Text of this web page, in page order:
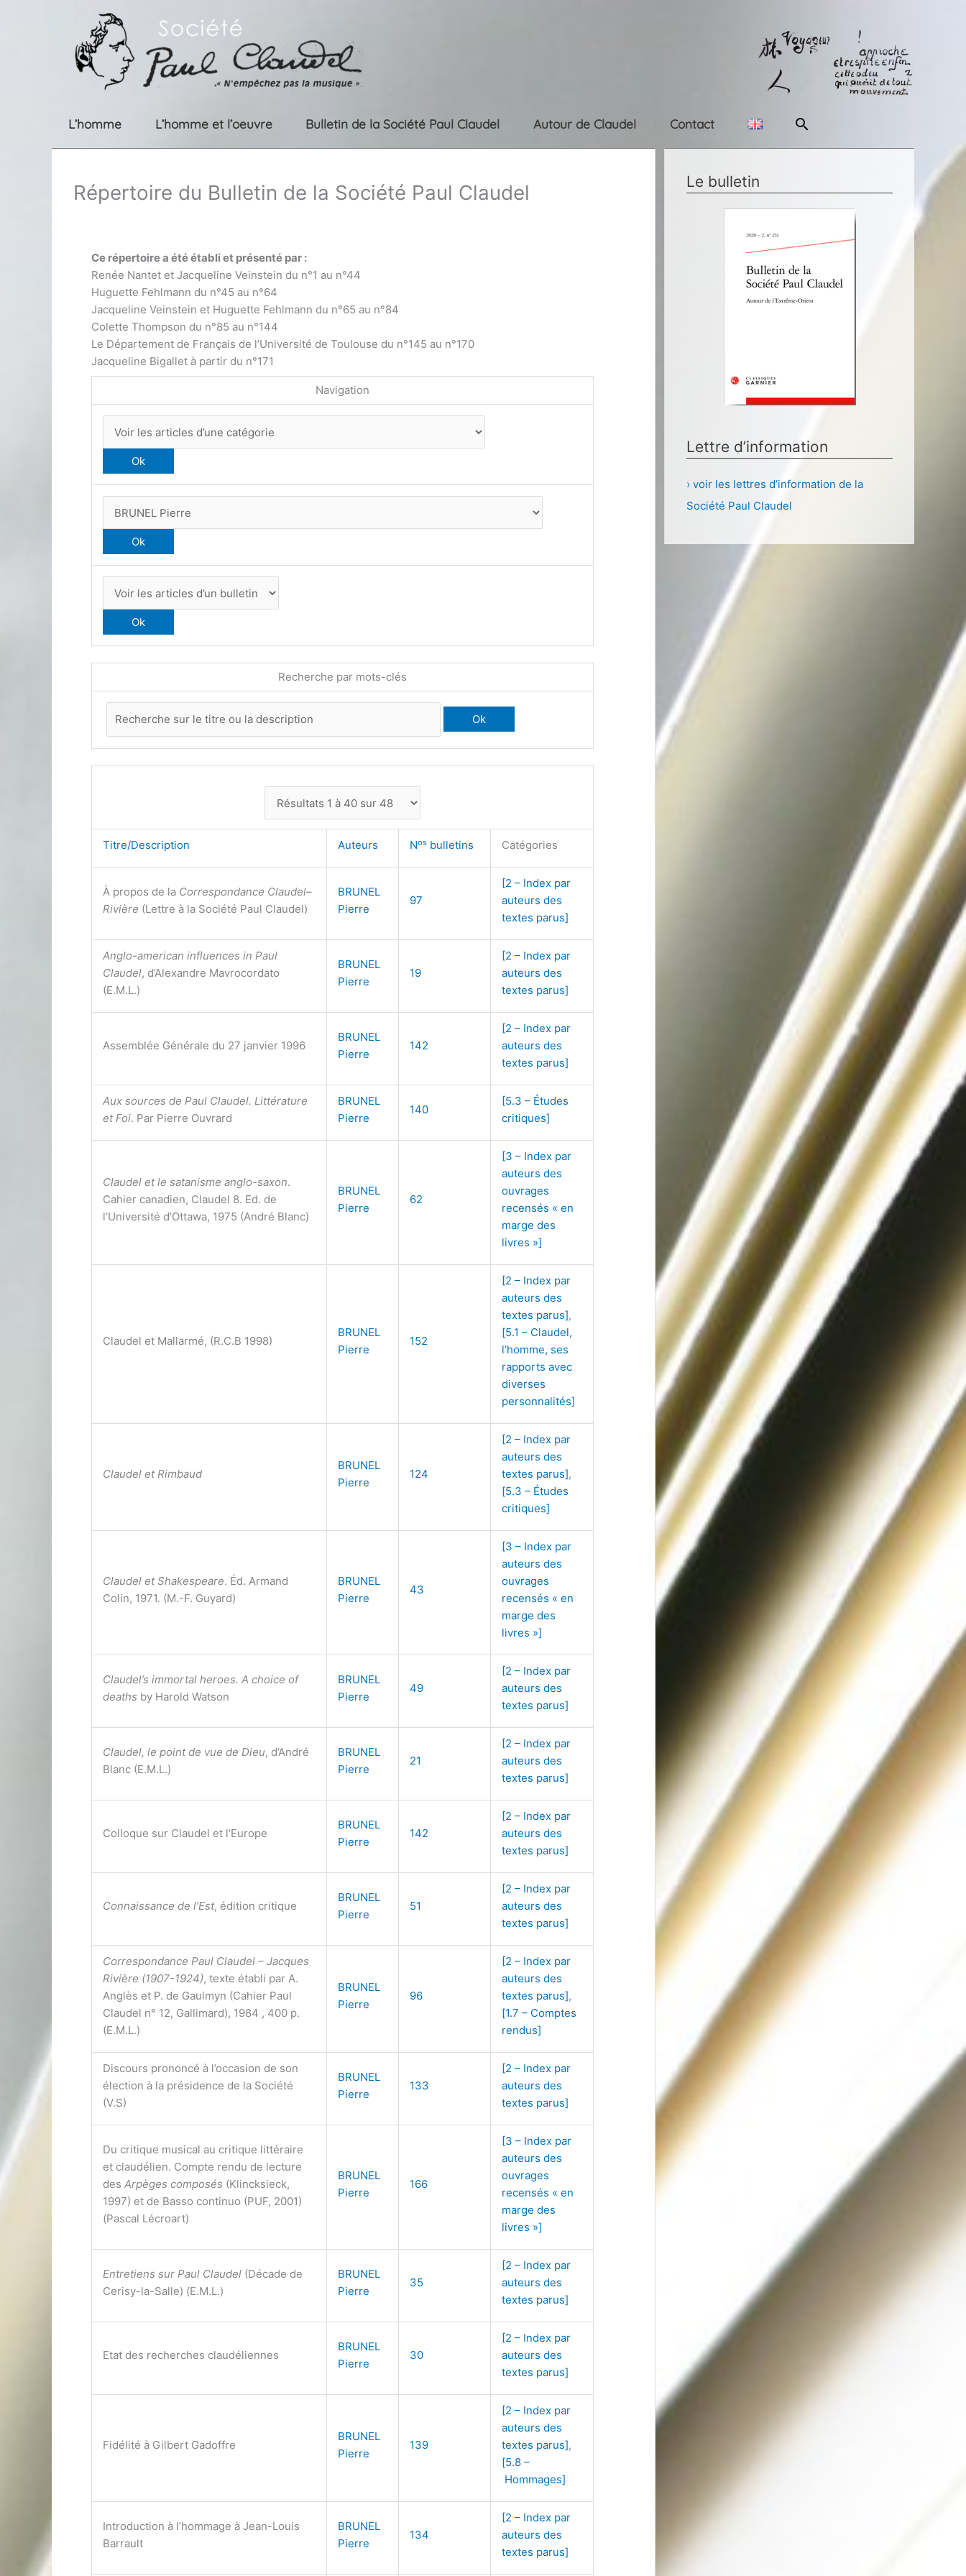
L’homme L’homme et l’oeuvre Bulletin de la Société Paul Claudel Autour de Claudel Contact Rechercher
Répertoire du Bulletin de la Société Paul Claudel
Ce répertoire a été établi et présenté par :
Renée Nantet et Jacqueline Veinstein du n°1 au n°44
Huguette Fehlmann du n°45 au n°64
Jacqueline Veinstein et Huguette Fehlmann du n°65 au n°84
Colette Thompson du n°85 au n°144
Le Département de Français de l’Université de Toulouse du n°145 au n°170
Jacqueline Bigallet à partir du n°171
Navigation
Recherche par mots-clés
Titre/Description Auteurs Nos bulletins Catégories
À propos de la Correspondance Claudel–
Rivière (Lettre à la Société Paul Claudel)
BRUNEL
Pierre
97
[2 – Index par
auteurs des
textes parus]
Anglo-american influences in Paul
Claudel, d’Alexandre Mavrocordato
(E.M.L.)
BRUNEL
Pierre
19
[2 – Index par
auteurs des
textes parus]
Assemblée Générale du 27 janvier 1996
BRUNEL
Pierre
142
[2 – Index par
auteurs des
textes parus]
Aux sources de Paul Claudel. Littérature
et Foi. Par Pierre Ouvrard
BRUNEL
Pierre
140
[5.3 – Études
critiques]
Claudel et le satanisme anglo-saxon.
Cahier canadien, Claudel 8. Ed. de
l’Université d’Ottawa, 1975 (André Blanc)
BRUNEL
Pierre
62
[3 – Index par
auteurs des
ouvrages
recensés « en
marge des
livres »]
Claudel et Mallarmé, (R.C.B 1998)
BRUNEL
Pierre
152
[2 – Index par
auteurs des
textes parus],
[5.1 – Claudel,
l’homme, ses
rapports avec
diverses
personnalités]
Claudel et Rimbaud
BRUNEL
Pierre
124
[2 – Index par
auteurs des
textes parus],
[5.3 – Études
critiques]
Claudel et Shakespeare. Éd. Armand
Colin, 1971. (M.-F. Guyard)
BRUNEL
Pierre
43
[3 – Index par
auteurs des
ouvrages
recensés « en
marge des
livres »]
Claudel’s immortal heroes. A choice of
deaths by Harold Watson
BRUNEL
Pierre
49
[2 – Index par
auteurs des
textes parus]
Claudel, le point de vue de Dieu, d’André
Blanc (E.M.L.)
BRUNEL
Pierre
21
[2 – Index par
auteurs des
textes parus]
Colloque sur Claudel et l’Europe
BRUNEL
Pierre
142
[2 – Index par
auteurs des
textes parus]
Connaissance de l’Est, édition critique
BRUNEL
Pierre
51
[2 – Index par
auteurs des
textes parus]
Correspondance Paul Claudel – Jacques
Rivière (1907-1924), texte établi par A.
Anglès et P. de Gaulmyn (Cahier Paul
Claudel n° 12, Gallimard), 1984 , 400 p.
(E.M.L.)
BRUNEL
Pierre
96
[2 – Index par
auteurs des
textes parus],
[1.7 – Comptes
rendus]
Discours prononcé à l’occasion de son
élection à la présidence de la Société
(V.S)
BRUNEL
Pierre
133
[2 – Index par
auteurs des
textes parus]
Du critique musical au critique littéraire
et claudélien. Compte rendu de lecture
des Arpèges composés (Klincksieck,
1997) et de Basso continuo (PUF, 2001)
(Pascal Lécroart)
BRUNEL
Pierre
166
[3 – Index par
auteurs des
ouvrages
recensés « en
marge des
livres »]
Entretiens sur Paul Claudel (Décade de
Cerisy-la-Salle) (E.M.L.)
BRUNEL
Pierre
35
[2 – Index par
auteurs des
textes parus]
Etat des recherches claudéliennes
BRUNEL
Pierre
30
[2 – Index par
auteurs des
textes parus]
Fidélité à Gilbert Gadoffre
BRUNEL
Pierre
139
[2 – Index par
auteurs des
textes parus],
[5.8 –
Hommages]
Introduction à l’hommage à Jean-Louis
Barrault
BRUNEL
Pierre
134
[2 – Index par
auteurs des
textes parus]
Le bulletin
Lettre d’information
› voir les lettres d’information de la
Société Paul Claudel